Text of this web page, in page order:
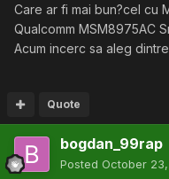
Care ar fi mai bun?cel cu
Qualcomm MSM8975AC
Acum incerc sa aleg
Quote
bogdan_99rap
Posted October 23,